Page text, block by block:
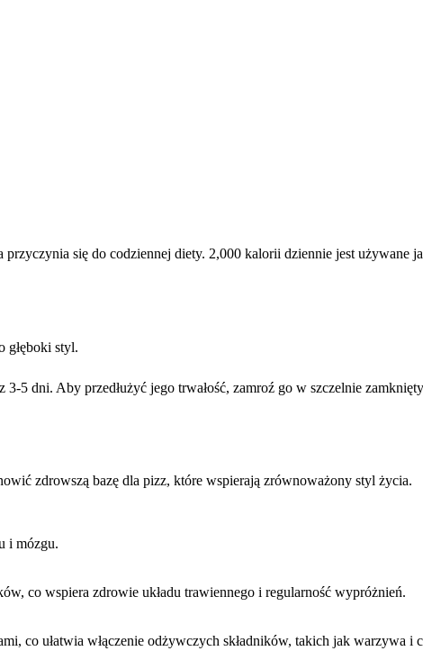
się do codziennej diety. 2,000 kalorii dziennie jest używane
głęboki styl.
5 dni. Aby przedłużyć jego trwałość, zamroź go w szczelnie
zdrowszą bazę dla pizz, które wspierają zrównoważony styl życia.
i mózgu.
co wspiera zdrowie układu trawiennego i regularność wypróżnień.
co ułatwia włączenie odżywczych składników, takich jak warzywa i